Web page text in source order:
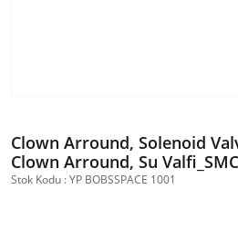
Clown Arround, Solenoid
Clown Arround, Su
Stok Kodu : YP BOBSSPACE 1001